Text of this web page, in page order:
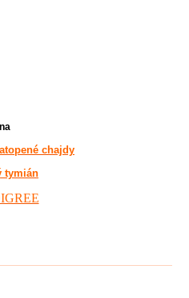
chajdy
tymián